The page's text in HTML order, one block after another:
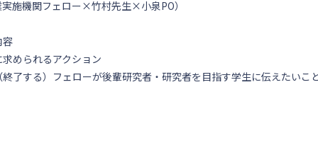
施機関フェロー×竹村先生×小泉PO）
容
められるアクション
了する）フェローが後輩研究者・研究者を目指す学生に伝えたいこ